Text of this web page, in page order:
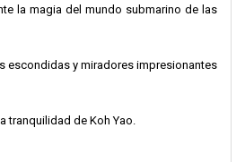
la magia del mundo submarino de las
escondidas y miradores impresionantes
tranquilidad de Koh Yao.